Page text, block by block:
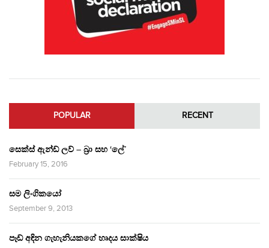
POPULAR RECENT
සෙක්ස් ඇන්ඩ් ලව් – බ්‍රා සහ ‘ලේ’
February 15, 2016
සම ලිංගිකයෝ
September 9, 2013
පෑඩ් අඳින ගැහැනියකගේ හෘදය සාක්ෂිය